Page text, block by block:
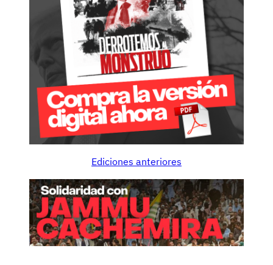
Ediciones anteriores